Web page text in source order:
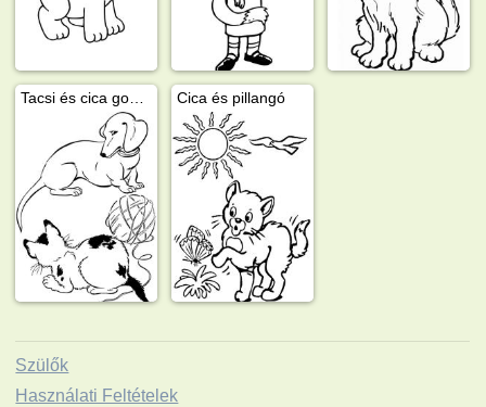
Cica és pillangó
Szülők
Használati Feltételek